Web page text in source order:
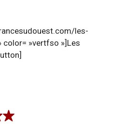
les-
»vertfso »]Les